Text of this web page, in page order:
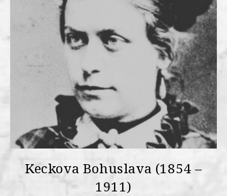
Keckova Bohuslava (1854 –
1911)